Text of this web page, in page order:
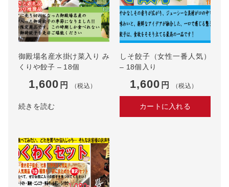
御殿場名産水掛け菜入り み
くりや餃子 – 18個
1,600 円 （税込）
続きを読む
しそ餃子（女性一番人気）
– 18個入り
1,600 円 （税込）
カートに入れる